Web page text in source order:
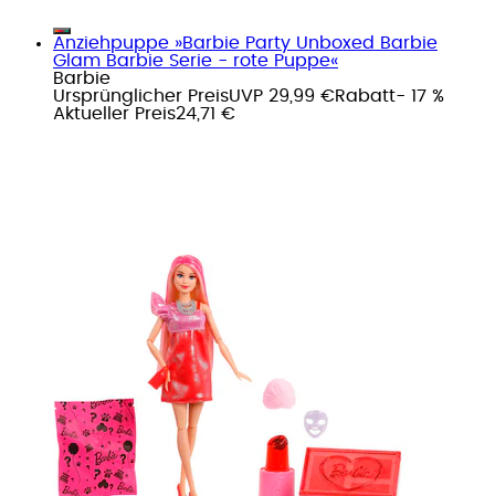
Anziehpuppe »Barbie Party Unboxed Barbie
Glam Barbie Serie - rote Puppe«
Barbie
Ursprünglicher PreisUVP 29,99 €Rabatt- 17 %
Aktueller Preis24,71 €